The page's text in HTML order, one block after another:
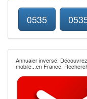
0535
Annuaier inversé:
mobile...en France.